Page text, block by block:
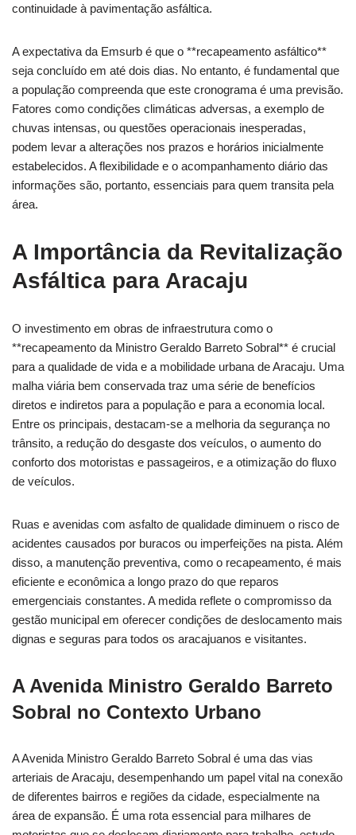
continuidade à pavimentação asfáltica.
A expectativa da Emsurb é que o **recapeamento asfáltico**
seja concluído em até dois dias. No entanto, é fundamental que
a população compreenda que este cronograma é uma previsão.
Fatores como condições climáticas adversas, a exemplo de
chuvas intensas, ou questões operacionais inesperadas,
podem levar a alterações nos prazos e horários inicialmente
estabelecidos. A flexibilidade e o acompanhamento diário das
informações são, portanto, essenciais para quem transita pela
área.
A Importância da Revitalização
Asfáltica para Aracaju
O investimento em obras de infraestrutura como o
**recapeamento da Ministro Geraldo Barreto Sobral** é crucial
para a qualidade de vida e a mobilidade urbana de Aracaju. Uma
malha viária bem conservada traz uma série de benefícios
diretos e indiretos para a população e para a economia local.
Entre os principais, destacam-se a melhoria da segurança no
trânsito, a redução do desgaste dos veículos, o aumento do
conforto dos motoristas e passageiros, e a otimização do fluxo
de veículos.
Ruas e avenidas com asfalto de qualidade diminuem o risco de
acidentes causados por buracos ou imperfeições na pista. Além
disso, a manutenção preventiva, como o recapeamento, é mais
eficiente e econômica a longo prazo do que reparos
emergenciais constantes. A medida reflete o compromisso da
gestão municipal em oferecer condições de deslocamento mais
dignas e seguras para todos os aracajuanos e visitantes.
A Avenida Ministro Geraldo Barreto
Sobral no Contexto Urbano
A Avenida Ministro Geraldo Barreto Sobral é uma das vias
arteriais de Aracaju, desempenhando um papel vital na conexão
de diferentes bairros e regiões da cidade, especialmente na
área de expansão. É uma rota essencial para milhares de